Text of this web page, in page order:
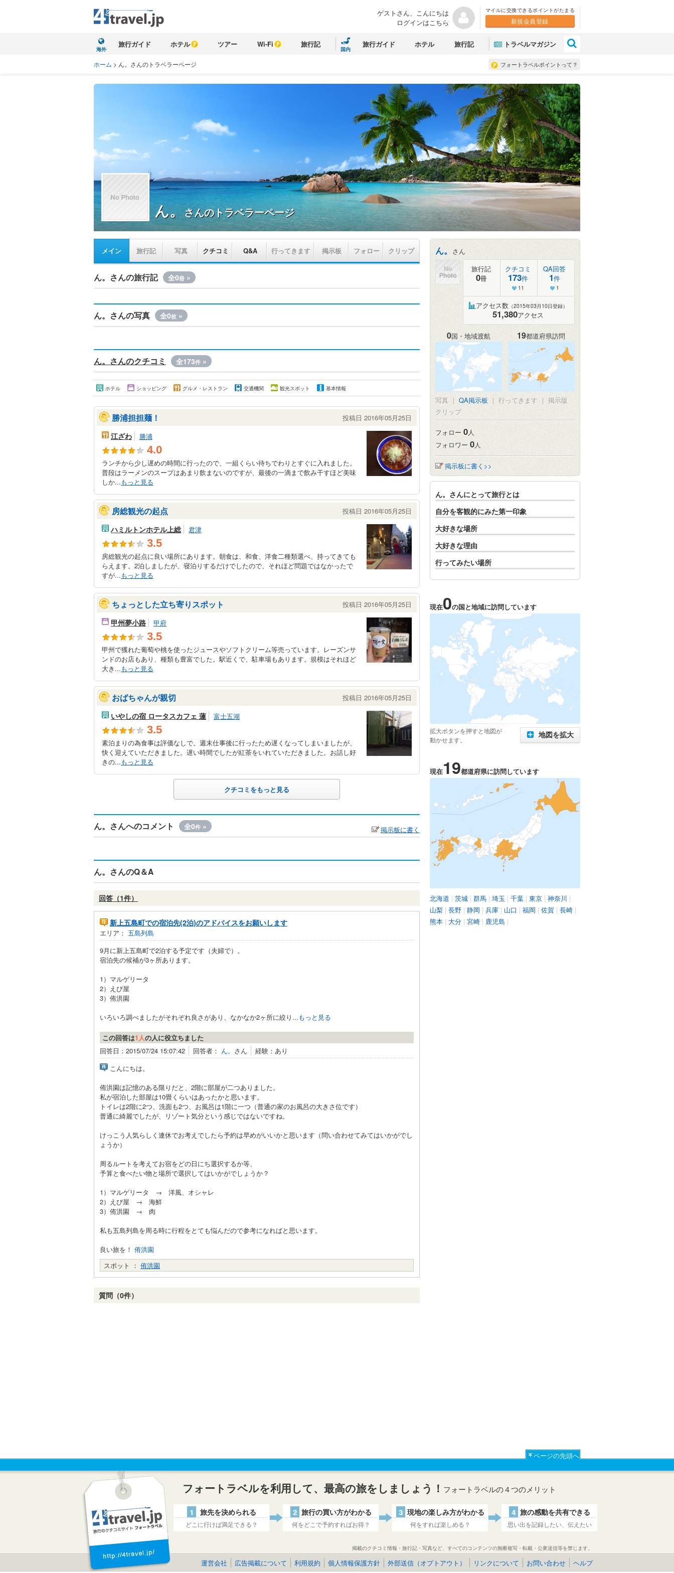
ゲストさん、こんにちは
ログインはこちら
マイルに交換できるポイントがたまる
新規会員登録
海外
旅行ガイド ホテル ツアー Wi-Fi 旅行記
国内
旅行ガイド ホテル 旅行記 トラベルマガジン
フォートラベルポイントって？
ホーム > ん。さんのトラベラーページ
ん。さんのトラベラーページ
メイン 旅行記 写真 クチコミ Q&A 行ってきます 掲示板 フォロー クリップ
ん。さんの旅行記 全0冊 »
ん。さんの写真 全0枚 »
ん。さんのクチコミ 全173件 »
ホテル ショッピング グルメ・レストラン 交通機関 観光スポット 基本情報
勝浦担担麺！ 投稿日 2016年05月25日
江ざわ 勝浦
4.0
ランチから少し遅めの時間に行ったので、一組くらい待ちでわりとすぐに入れました。
普段はラーメンのスープはあまり飲まないのですが、最後の一滴まで飲み干すほど美味
しか...もっと見る
房総観光の起点 投稿日 2016年05月25日
ハミルトンホテル上総 君津
3.5
房総観光の起点に良い場所にあります。朝食は、和食、洋食二種類選べ、持ってきても
らえます。2泊しましたが、寝泊りするだけでしたので、それほど問題ではなかったで
すが...もっと見る
ちょっとした立ち寄りスポット 投稿日 2016年05月25日
甲州夢小路 甲府
3.5
甲州で獲れた葡萄や桃を使ったジュースやソフトクリーム等売っています。レーズンサ
ンドのお店もあり、種類も豊富でした。駅近くで、駐車場もあります。規模はそれほど
大き...もっと見る
おばちゃんが親切 投稿日 2016年05月25日
いやしの宿 ロータスカフェ 蓮 富士五湖
3.5
素泊まりの為食事は評価なしで。週末仕事後に行ったため遅くなってしまいましたが、
快く迎えていただきました。遅い時間でしたが紅茶をいれていただきました。お話し好
きの...もっと見る
クチコミをもっと見る
ん。さんへのコメント 全0件 » 掲示板に書く
ん。さんのQ＆A
回答（1件）
新上五島町での宿泊先(2泊)のアドバイスをお願いします
エリア： 五島列島
9月に新上五島町で2泊する予定です（夫婦で）。
宿泊先の候補が3ヶ所あります。
1）マルゲリータ
2）えび屋
3）侑洪園
いろいろ調べましたがそれぞれ良さがあり、なかなか2ヶ所に絞り...もっと見る
この回答は1人の人に役立ちました
回答日：2015/07/24 15:07:42
回答者： ん。 さん
経験：あり
こんにちは。
侑洪園は記憶のある限りだと、2階に部屋が二つありました。
私が宿泊した部屋は10畳くらいはあったかと思います。
トイレは2階に2つ、洗面も2つ、お風呂は1階に一つ（普通の家のお風呂の大きさ位です）
普通に綺麗でしたが、リゾート気分という感じではないですね。
けっこう人気らしく連休でお考えでしたら予約は早めがいいかと思います（問い合わせてみてはいかがでし
ょうか）
周るルートを考えてお宿をどの日にち選択するか等、
予算と食べたい物と場所で選択してはいかがでしょうか？
1）マルゲリータ → 洋風、オシャレ
2）えび屋 → 海鮮
3）侑洪園 → 肉
私も五島列島を周る時に行程をとても悩んだので参考になればと思います。
良い旅を！ 侑洪園
スポット ： 侑洪園
質問（0件）
ん。 さん
旅行記
0冊
クチコミ
173件
11
QA回答
1件
1
アクセス数 （2015年03月10日登録）
51,380アクセス
0国・地域渡航 19都道府県訪問
写真 | QA掲示板 | 行ってきます | 掲示版
クリップ
フォロー 0人
フォロワー 0人
掲示板に書く>>
ん。さんにとって旅行とは
自分を客観的にみた第一印象
大好きな場所
大好きな理由
行ってみたい場所
現在0の国と地域に訪問しています
拡大ボタンを押すと地図が
動かせます。
地図を拡大
現在19都道府県に訪問しています
北海道 | 茨城 | 群馬 | 埼玉 | 千葉 | 東京 | 神奈川 |
山梨 | 長野 | 静岡 | 兵庫 | 山口 | 福岡 | 佐賀 | 長崎 |
熊本 | 大分 | 宮崎 | 鹿児島 |
ページの先頭へ
フォートラベルを利用して、最高の旅をしましょう！ フォートラベルの４つのメリット
1 旅先を決められる
どこに行けば満足できる？
2 旅行の買い方がわかる
何をどこで予約すればお得？
3 現地の楽しみ方がわかる
何をすれば楽しめる？
4 旅の感動を共有できる
思い出を記録したい、伝えたい
掲載のクチコミ情報・旅行記・写真など、すべてのコンテンツの無断複写・転載・公衆送信等を禁じます。
運営会社 広告掲載について 利用規約 個人情報保護方針 外部送信（オプトアウト） リンクについて お問い合わせ ヘルプ